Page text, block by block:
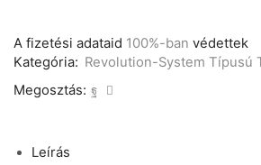
A fizetési adataid 100%-ban védettek
Kategória: Revolution-System Típusú
Megosztás:
Leírás